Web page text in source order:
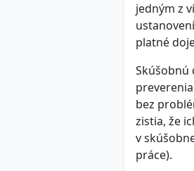
jedným z
platné
Skúšobnú
bez
zistia, že
v
práce).